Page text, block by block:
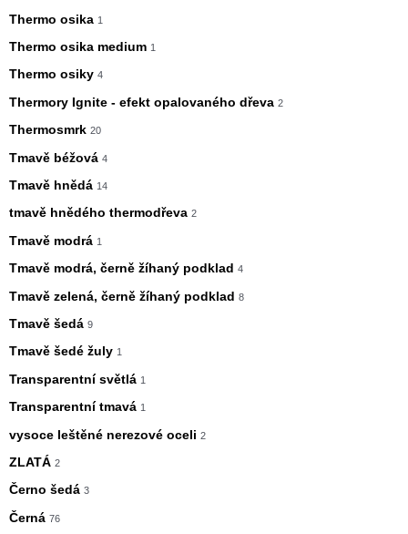
Thermo osika 1
Thermo osika medium 1
Thermo osiky 4
Thermory Ignite - efekt opalovaného dřeva 2
Thermosmrk 20
Tmavě béžová 4
Tmavě hnědá 14
tmavě hnědého thermodřeva 2
Tmavě modrá 1
Tmavě modrá, černě žíhaný podklad 4
Tmavě zelená, černě žíhaný podklad 8
Tmavě šedá 9
Tmavě šedé žuly 1
Transparentní světlá 1
Transparentní tmavá 1
vysoce leštěné nerezové oceli 2
ZLATÁ 2
Černo šedá 3
Černá 76